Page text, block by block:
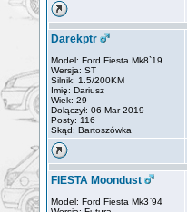
Darekptr
Model: Ford Fiesta Mk8`19
Wersja: ST
Silnik: 1.5/200KM
Imię: Dariusz
Wiek: 29
Dołączył: 06 Mar 2019
Posty: 116
Skąd: Bartoszówka
FIESTA Moondust
Model: Ford Fiesta Mk3`94